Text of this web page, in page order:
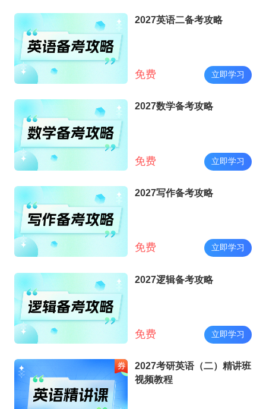
2027英语二备考攻略
免费 立即学习
2027数学备考攻略
免费 立即学习
2027写作备考攻略
免费 立即学习
2027逻辑备考攻略
免费 立即学习
2027考研英语（二）精讲班
视频教程